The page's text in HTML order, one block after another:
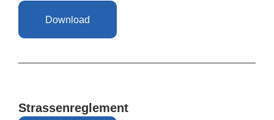
Download
Strassenreglement